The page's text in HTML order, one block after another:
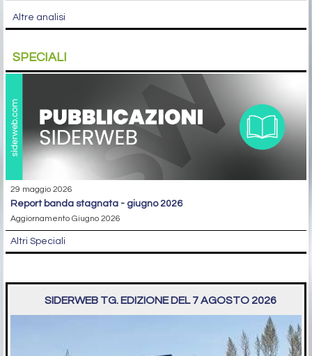
Altre analisi
SPECIALI
29 maggio 2026
report banda stagnata - giugno 2026
Aggiornamento Giugno 2026
Altri Speciali
SIDERWEB TG. EDIZIONE DEL 7 AGOSTO 2026